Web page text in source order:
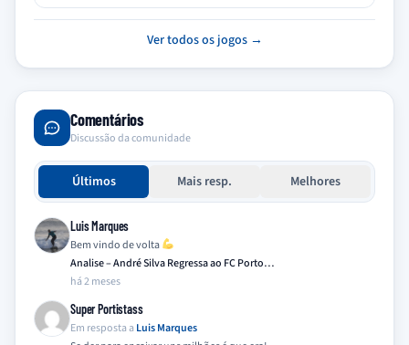
Ver todos os jogos →
Comentários
Discussão da comunidade
Últimos Mais resp. Melhores
Luis Marques
Bem vindo de volta
Analise – André Silva Regressa ao FC Porto…
há 2 meses
Super Portistass
Em resposta a Luis Marques